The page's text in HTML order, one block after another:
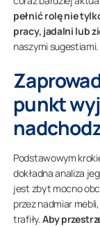
pełnić rolę nie
pracy, jadalni lub
naszymi sugestiami.
punkt
Podstawowym
dokładna analiza
jest zbyt mocno
przez nadmiar
trafiły.Aby